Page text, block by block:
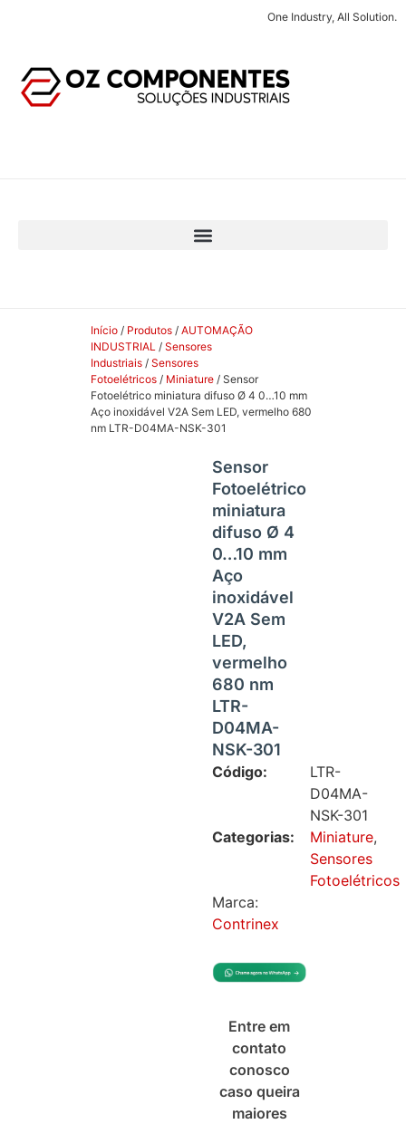
One Industry, All Solution.
Início / Produtos / AUTOMAÇÃO
INDUSTRIAL / Sensores
Industriais / Sensores
Fotoelétricos / Miniature / Sensor
Fotoelétrico miniatura difuso Ø 4 0…10 mm
Aço inoxidável V2A Sem LED, vermelho 680
nm LTR-D04MA-NSK-301
Sensor
Fotoelétrico
miniatura
difuso Ø 4
0…10 mm
Aço
inoxidável
V2A Sem
LED,
vermelho
680 nm
LTR-
D04MA-
NSK-301
Código:
LTR-
D04MA-
NSK-301
Categorias:
Miniature,
Sensores
Fotoelétricos
Marca:
Contrinex
Entre em
contato
conosco
caso queira
maiores